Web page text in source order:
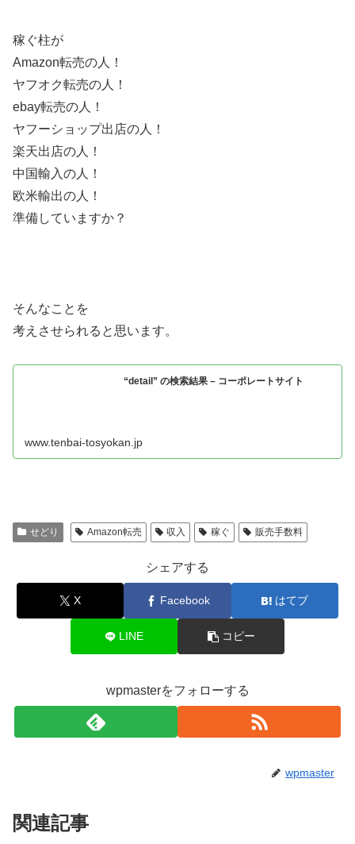
稼ぐ柱が
Amazon転売の人！
ヤフオク転売の人！
ebay転売の人！
ヤフーショップ出店の人！
楽天出店の人！
中国輸入の人！
欧米輸出の人！
準備していますか？
そんなことを
考えさせられると思います。
“detail” の検索結果 – コーポレートサイト
www.tenbai-tosyokan.jp
せどり Amazon転売 収入 稼ぐ 販売手数料
シェアする
X Facebook はてブ
LINE コピー
wpmasterをフォローする
wpmaster
関連記事